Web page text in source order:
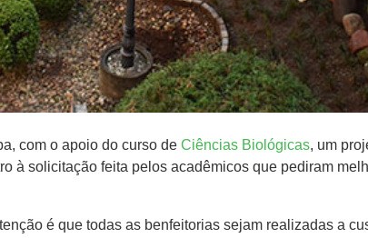
com o apoio do curso de Ciências Biológicas, um
à solicitação feita pelos acadêmicos que pediram
é que todas as benfeitorias sejam realizadas a